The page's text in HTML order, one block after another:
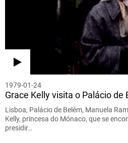
1979-01-24
Grace Kelly visita o Palácio de
Lisboa, Palácio de Belém, Manuela
Kelly, princesa do Mónaco, que se
presidir…